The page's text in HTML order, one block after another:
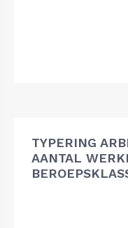
TYPERING
AANTAL